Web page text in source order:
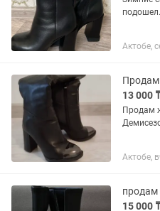
Актобе,
Продам
13 000
Продам
Актобе,
продам
15 000